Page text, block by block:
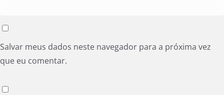
Salvar meus dados neste navegador para a próxima vez
que eu comentar.